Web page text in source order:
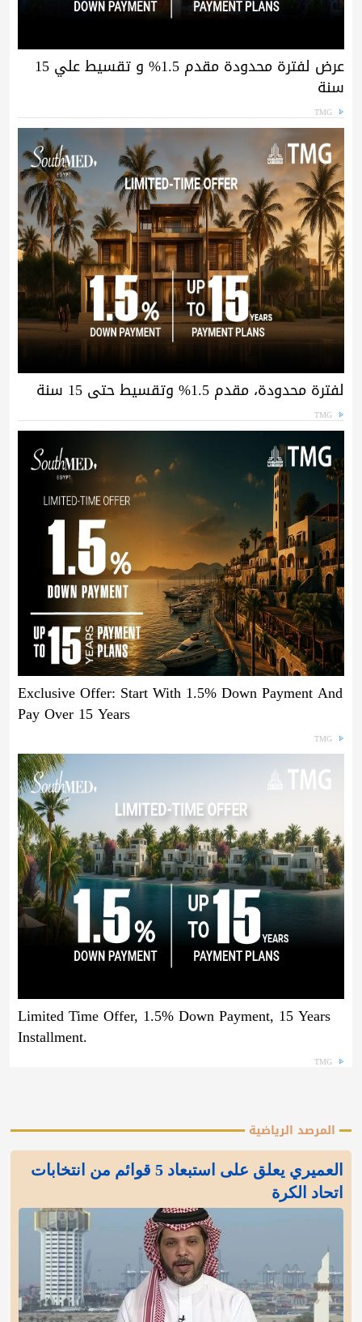
عرض لفترة محدودة مقدم 1.5% و تقسيط علي 15
سنة
TMG
لفترة محدودة، مقدم 1.5% وتقسيط حتى 15 سنة
TMG
Exclusive Offer: Start With 1.5% Down Payment And
Pay Over 15 Years
TMG
Limited Time Offer, 1.5% Down Payment, 15 Years
Installment.
TMG
المرصد الرياضية
العميري يعلق على استبعاد 5 قوائم من انتخابات
اتحاد الكرة